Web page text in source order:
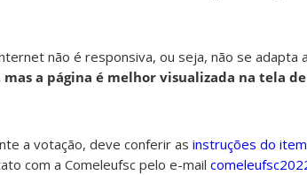
não é responsiva, ou seja, não se adapta
a página é melhor visualizada na tela
a votação, deve conferir as instruções do
com a Comeleufsc pelo e-mail